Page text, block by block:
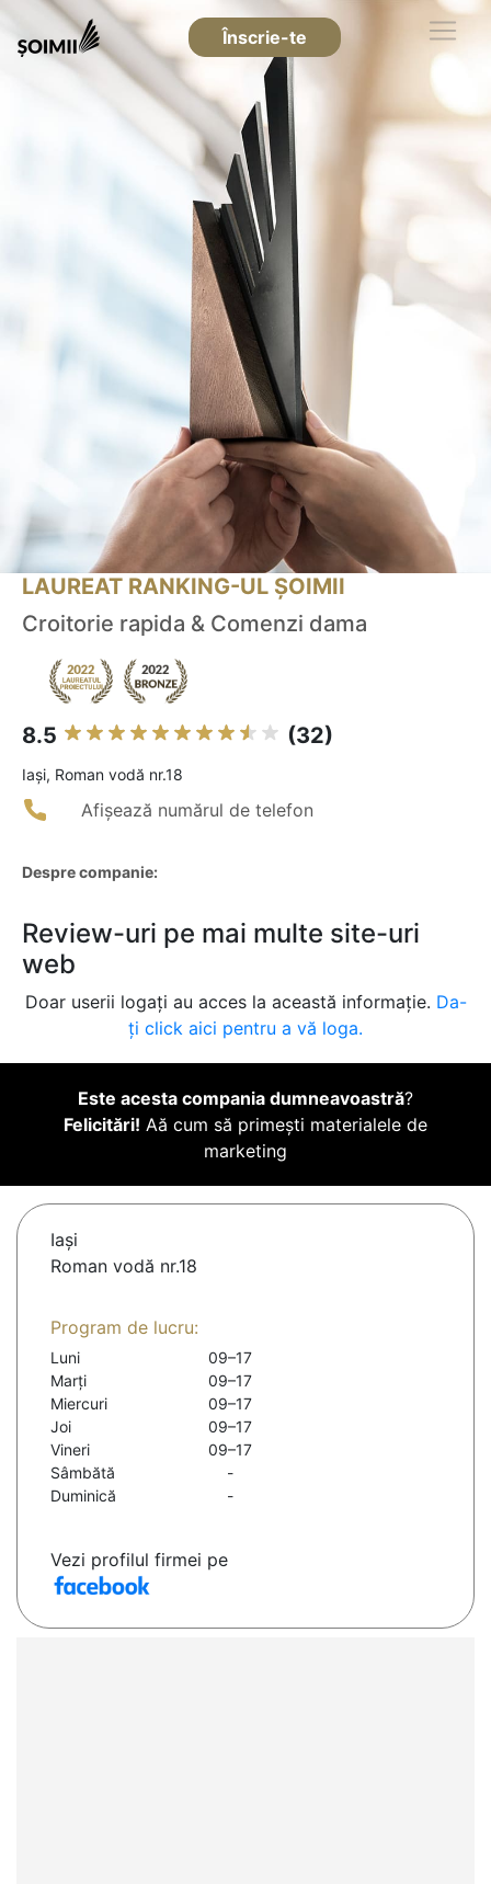
Înscrie-te
LAUREAT RANKING-UL ȘOIMII
Croitorie rapida & Comenzi dama
8.5 (32)
Iaşi, Roman vodă nr.18
Afișează numărul de telefon
Despre companie:
Review-uri pe mai multe site-uri
web
Doar userii logați au acces la această informație. Da-
ți click aici pentru a vă loga.
Este acesta compania dumneavoastră?
Felicitări! Aă cum să primești materialele de
marketing
Iaşi
Roman vodă nr.18
Program de lucru:
Luni
09–17
Marți
09–17
Miercuri
09–17
Joi
09–17
Vineri
09–17
Sâmbătă
-
Duminică
-
Vezi profilul firmei pe